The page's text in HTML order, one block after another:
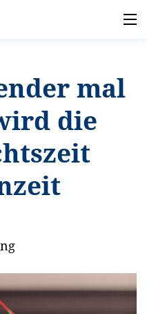
mal
die